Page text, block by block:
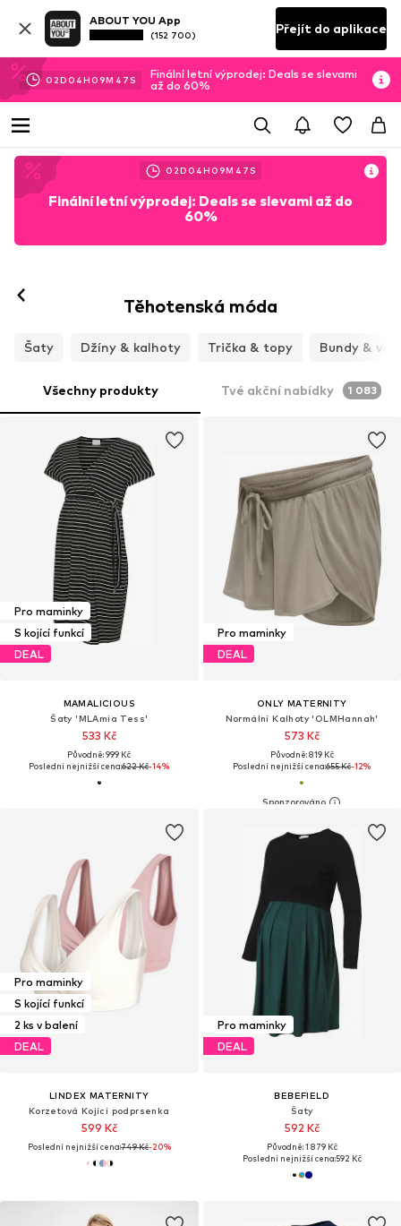
ABOUT YOU App
(152 700) Přejít do aplikace
02D 04H 09M 45 S
Finální letní výprodej: Deals se slevami
až do 60%
02D 04H 09M 45 S
Finální letní výprodej: Deals se slevami až do
60%
Těhotenská móda
Šaty Džíny & kalhoty Trička & topy Bundy &
Všechny produkty Tvé akční nabídky 1 083
Pro maminky
S kojící funkcí
DEAL
MAMALICIOUS
Šaty 'MLAmia Tess'
533 Kč
Původně: 999 Kč
Poslední nejnižší cena:622 Kč-14%
Pro maminky
DEAL
ONLY MATERNITY
Normální Kalhoty 'OLMHannah'
573 Kč
Původně: 819 Kč
Poslední nejnižší cena:655 Kč-12%
Pro maminky
S kojící funkcí
2 ks v balení
DEAL
LINDEX MATERNITY
Korzetová Kojící podprsenka
599 Kč
Poslední nejnižší cena:749 Kč-20%
Pro maminky
DEAL
BEBEFIELD
Šaty
592 Kč
Původně: 1 879 Kč
Poslední nejnižší cena:592 Kč